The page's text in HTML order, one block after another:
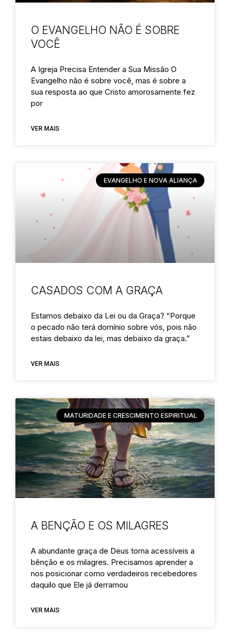
O EVANGELHO NÃO É SOBRE
VOCÊ
A Igreja Precisa Entender a Sua Missão O
Evangelho não é sobre você, mas é sobre a
sua resposta ao que Cristo amorosamente fez
por
VER MAIS
EVANGELHO E NOVA ALIANÇA
CASADOS COM A GRAÇA
Estamos debaixo da Lei ou da Graça? “Porque
o pecado não terá domínio sobre vós, pois não
estais debaixo da lei, mas debaixo da graça.”
VER MAIS
MATURIDADE E CRESCIMENTO ESPIRITUAL
A BENÇÃO E OS MILAGRES
A abundante graça de Deus torna acessíveis a
bênção e os milagres. Precisamos aprender a
nos posicionar como verdadeiros recebedores
daquilo que Ele já derramou
VER MAIS